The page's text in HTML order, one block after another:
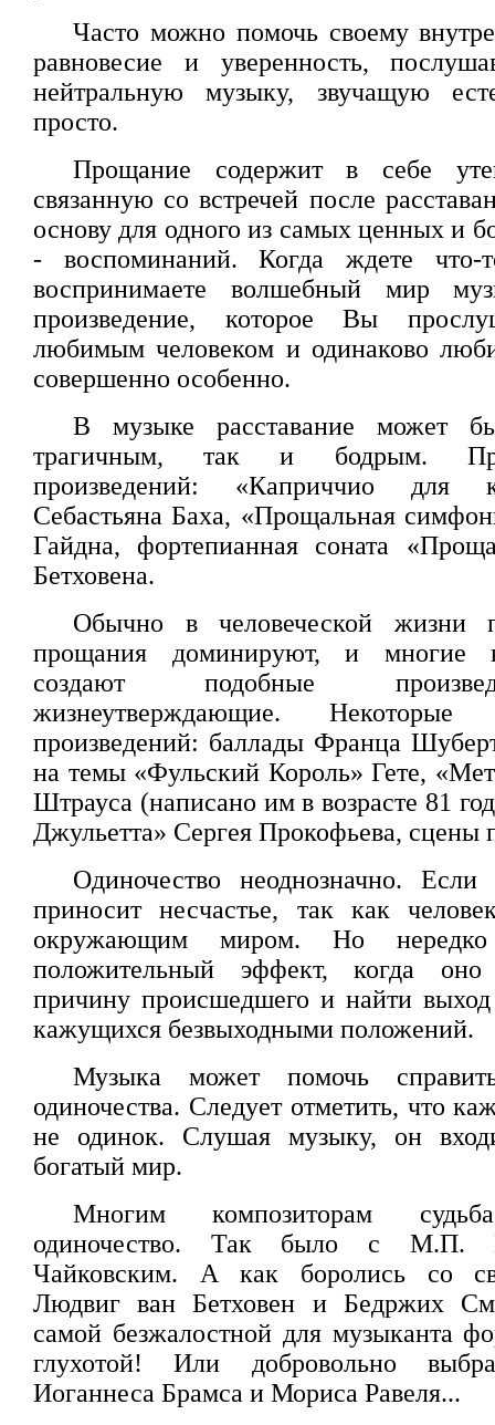
Часто можно помочь своему
равновесие и уверенность,
нейтральную музыку, звучащую
просто.
Прощание содержит в себе
связанную со встречей после
основу для одного из самых ценных и
- воспоминаний. Когда ждете что-
воспринимаете волшебный мир
произведение, которое Вы
любимым человеком и одинаково
совершенно особенно.
В музыке расставание может
трагичным, так и бодрым.
произведений: «Каприччио для
Себастьяна Баха, «Прощальная
Гайдна, фортепианная соната
Бетховена.
Обычно в человеческой жизни
прощания доминируют, и многие
создают подобные
жизнеутверждающие.
произведений: баллады Франца
на темы «Фульский Король» Гете,
Штрауса (написано им в возрасте 81
Джульетта» Сергея Прокофьева, сцены
Одиночество неоднозначно.
приносит несчастье, так как
окружающим миром. Но
положительный эффект, когда оно
причину происшедшего и найти
кажущихся безвыходными положений.
Музыка может помочь
одиночества. Следует отметить, что
не одинок. Слушая музыку, он
богатый мир.
Многим композиторам судьба
одиночество. Так было с М.П.
Чайковским. А как боролись со
Людвиг ван Бетховен и Бедржих
самой безжалостной для музыканта
глухотой! Или добровольно
Иоганнеса Брамса и Мориса Равеля...